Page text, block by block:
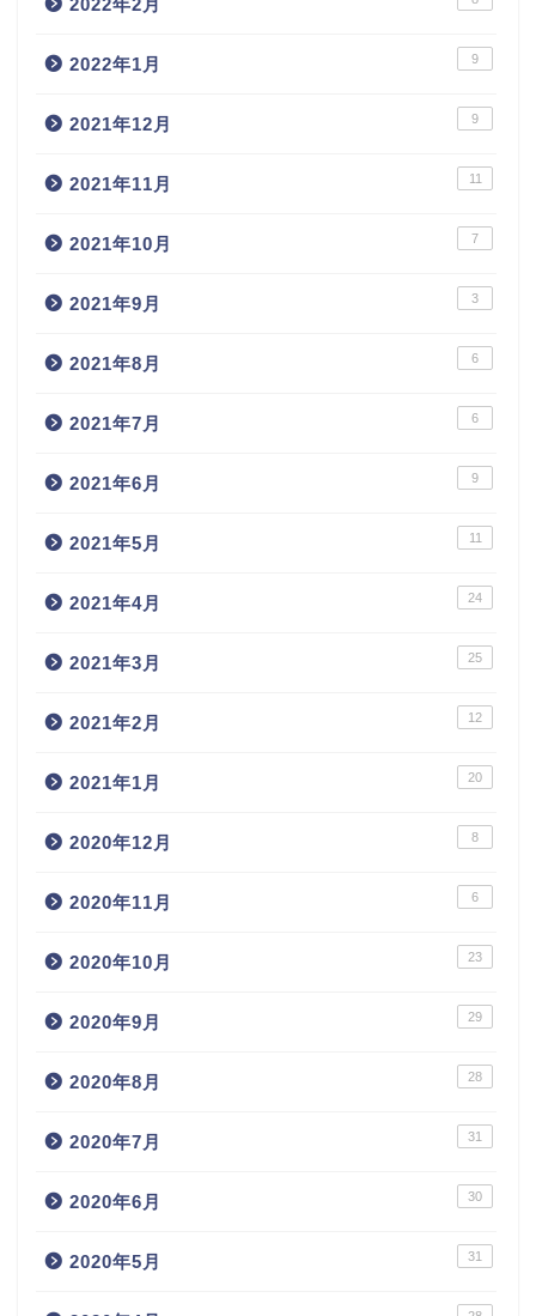
2022年2月
2022年1月 9
2021年12月 9
2021年11月 11
2021年10月 7
2021年9月 3
2021年8月 6
2021年7月 6
2021年6月 9
2021年5月 11
2021年4月 24
2021年3月 25
2021年2月 12
2021年1月 20
2020年12月 8
2020年11月 6
2020年10月 23
2020年9月 29
2020年8月 28
2020年7月 31
2020年6月 30
2020年5月 31